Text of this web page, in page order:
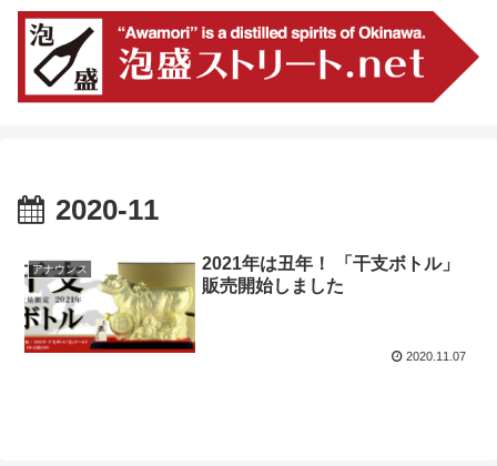
2020-11
アナウンス
2021年は丑年！ 「干支ボトル」
販売開始しました
2020.11.07